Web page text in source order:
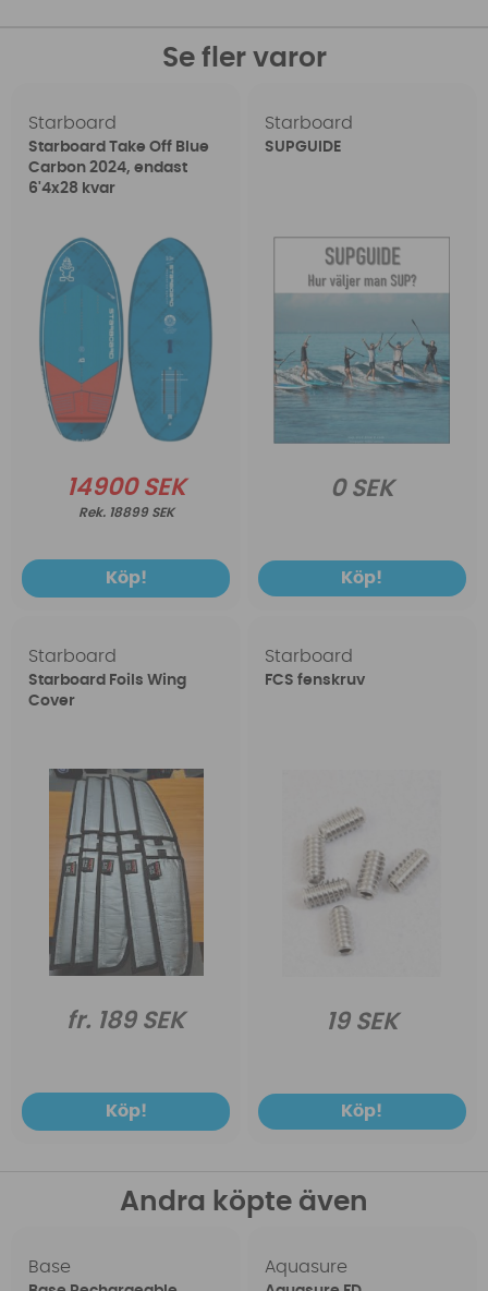
Se fler varor
Starboard
Starboard Take Off Blue
Carbon 2024, endast
6'4x28 kvar
14900 SEK
18899 SEK
Köp!
Starboard
SUPGUIDE
0 SEK
Köp!
Starboard
Starboard Foils Wing
Cover
fr. 189 SEK
Köp!
Starboard
FCS fenskruv
19 SEK
Köp!
Andra köpte även
Base Aquasure